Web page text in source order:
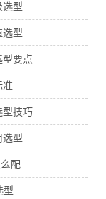
选型
选型
要点
准
型技巧
选型
配
型